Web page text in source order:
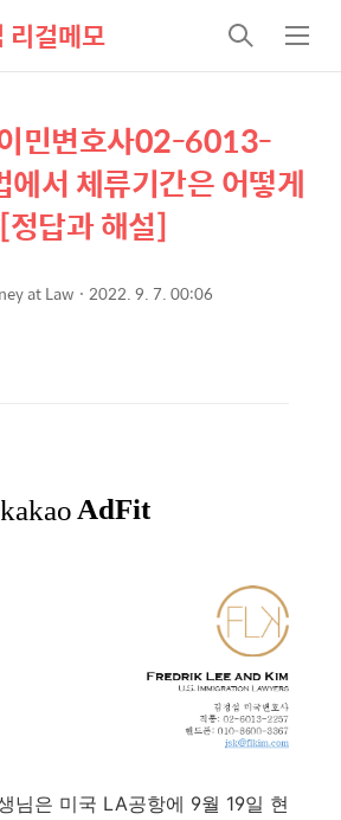
리걸메모
검
색
메
뉴
민변호사02-6013-
서 체류기간은 어떻게
답과 해설]
at Law 2022. 9. 7. 00:06
님은 미국 LA공항에 9월 19일 현